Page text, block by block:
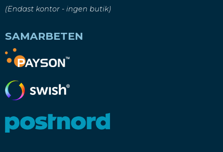
(Endast kontor - ingen butik)
SAMARBETEN